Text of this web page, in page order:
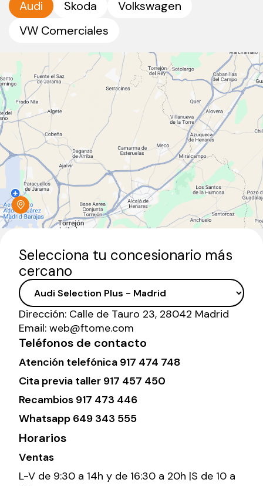
Audi Skoda
Volkswagen
VW Comerciales
Selecciona tu concesionario más
cercano
Dirección: Calle de Tauro 23, 28042 Madrid
Email: web@ftome.com
Teléfonos de contacto
Atención telefónica 917 474 748
Cita previa taller 917 457 450
Recambios 917 473 446
Whatsapp 649 343 555
Horarios
Ventas
L-V de 9:30 a 14h y de 16:30 a 20h |S de 10 a